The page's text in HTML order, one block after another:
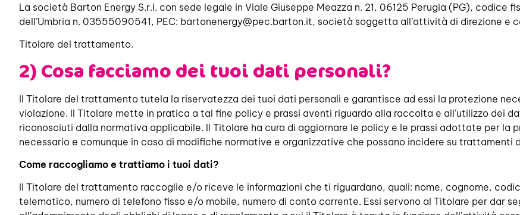
La società Barton Energy S.r.l. con sede legale in Viale Giuseppe Meazza n. 21, 06125 Perugia (PG), codice
dell’Umbria n. 03555090541, PEC: bartonenergy@pec.barton.it, società soggetta all’attività di direzione e
Titolare del trattamento.
2) Cosa facciamo dei tuoi dati personali?
Il Titolare del trattamento tutela la riservatezza dei tuoi dati personali e garantisce ad essi la protezione
violazione. Il Titolare mette in pratica a tal fine policy e prassi aventi riguardo alla raccolta e all’utilizzo dei
riconosciuti dalla normativa applicabile. Il Titolare ha cura di aggiornare le policy e le prassi adottate per la
necessario e comunque in caso di modifiche normative e organizzative che possano incidere su trattamenti
Come raccogliamo e trattiamo i tuoi dati?
Il Titolare del trattamento raccoglie e/o riceve le informazioni che ti riguardano, quali: nome, cognome,
telematico, numero di telefono fisso e/o mobile, numero di conto corrente. Essi servono al Titolare per dar